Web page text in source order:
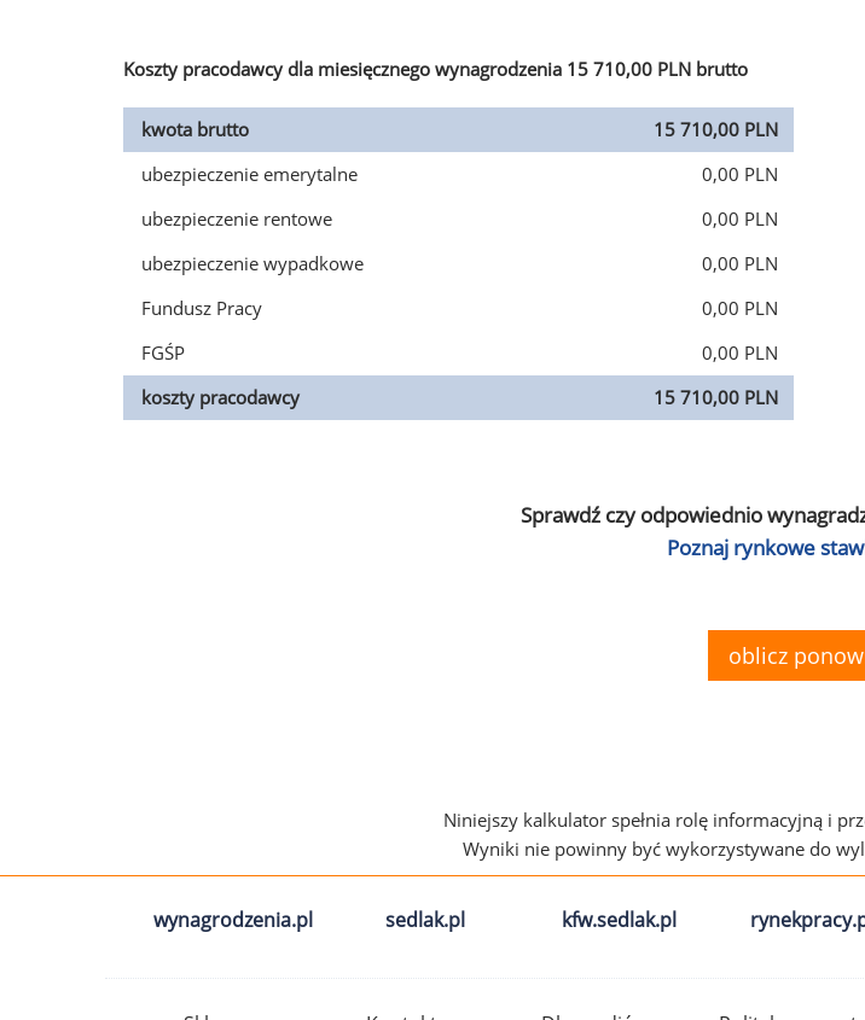
Koszty pracodawcy dla miesięcznego wynagrodzenia 15 710,00 PLN brutto
kwota brutto
15 710,00 PLN
ubezpieczenie emerytalne
0,00 PLN
ubezpieczenie rentowe
0,00 PLN
ubezpieczenie wypadkowe
0,00 PLN
Fundusz Pracy
0,00 PLN
FGŚP
0,00 PLN
koszty pracodawcy
15 710,00 PLN
Sprawdź czy odpowiednio
Poznaj rynkowe
oblicz
Niniejszy kalkulator spełnia rolę informacyjną i
Wyniki nie powinny być wykorzystywane do
wynagrodzenia.pl sedlak.pl kfw.sedlak.pl